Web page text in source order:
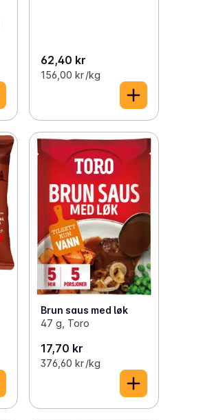
62,40 kr
156,00 kr /kg
Brun saus med løk
47 g, Toro
17,70 kr
376,60 kr /kg